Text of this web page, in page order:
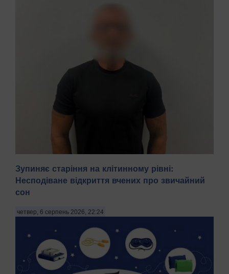
років за підозрою у груповому зґвалтуванні 21-річної
поліції в четвер, 6 серпня, зазначають Патріоти України.
"На Бориспільщині троє чоловіків, з...
Зупиняє старіння на клітинному рівні:
Несподіване відкриття вчених про звичайний
сон
четвер, 6 серпень 2026, 22:24